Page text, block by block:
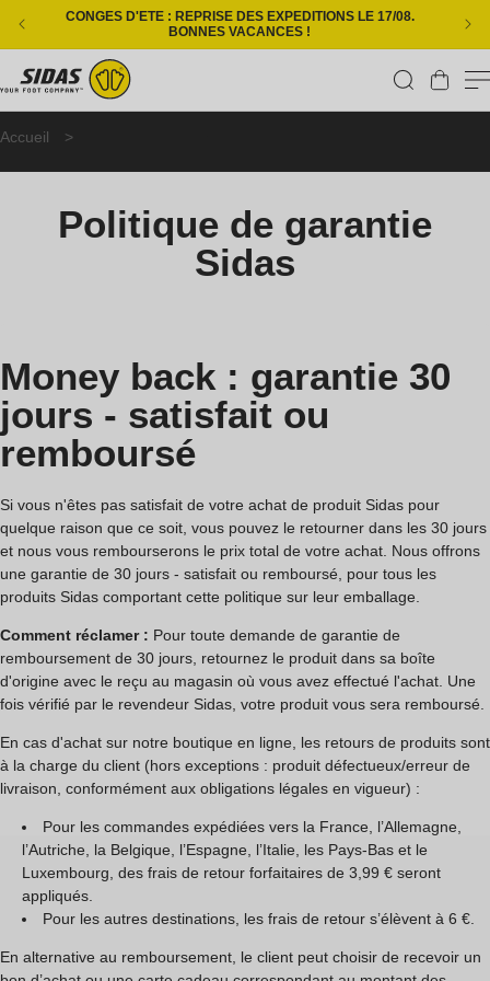
Ignorer et passer au contenu
CONGES D'ETE : REPRISE DES EXPEDITIONS LE 17/08.
BONNES VACANCES !
Panier
P
o
q
u
e
d
e
g
a
r
a
n
t
i
S
Accueil >
Politique de garantie
Sidas
Money back : garantie 30
jours - satisfait ou
remboursé
Si vous n'êtes pas satisfait de votre achat de produit Sidas pour
quelque raison que ce soit, vous pouvez le retourner dans les 30 jours
et nous vous rembourserons le prix total de votre achat. Nous offrons
une garantie de 30 jours - satisfait ou remboursé, pour tous les
produits Sidas comportant cette politique sur leur emballage.
Comment réclamer : Pour toute demande de garantie de
remboursement de 30 jours, retournez le produit dans sa boîte
d'origine avec le reçu au magasin où vous avez effectué l'achat. Une
fois vérifié par le revendeur Sidas, votre produit vous sera remboursé.
En cas d'achat sur notre boutique en ligne, les retours de produits sont
à la charge du client (hors exceptions : produit défectueux/erreur de
livraison, conformément aux obligations légales en vigueur) :
Pour les commandes expédiées vers la France, l’Allemagne,
l’Autriche, la Belgique, l’Espagne, l’Italie, les Pays-Bas et le
Luxembourg, des frais de retour forfaitaires de 3,99 € seront
appliqués.
Pour les autres destinations, les frais de retour s’élèvent à 6 €.
En alternative au remboursement, le client peut choisir de recevoir un